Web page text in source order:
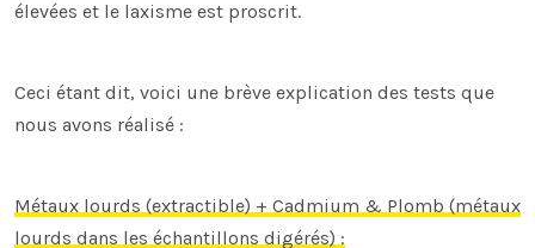
élevées et le laxisme est proscrit.
Ceci étant dit, voici une brève explication des tests que
nous avons réalisé :
Métaux lourds (extractible) + Cadmium & Plomb (métaux
lourds dans les échantillons digérés) :